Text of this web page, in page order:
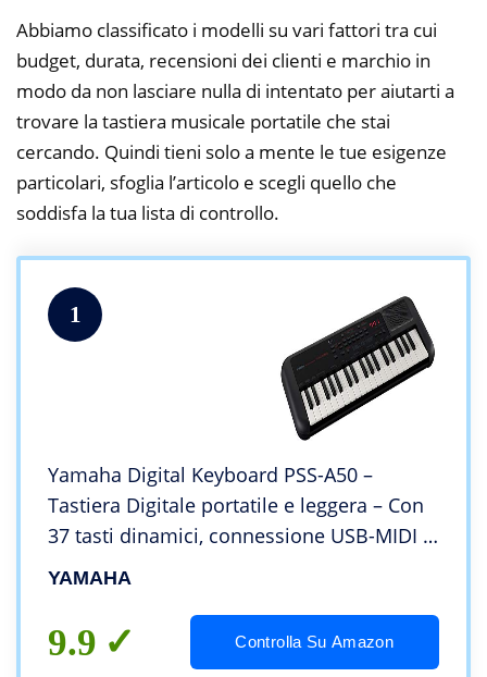
Abbiamo classificato i modelli su vari fattori tra cui
budget, durata, recensioni dei clienti e marchio in
modo da non lasciare nulla di intentato per aiutarti a
trovare la tastiera musicale portatile che stai
cercando. Quindi tieni solo a mente le tue esigenze
particolari, sfoglia l’articolo e scegli quello che
soddisfa la tua lista di controllo.
1
Yamaha Digital Keyboard PSS-A50 –
Tastiera Digitale portatile e leggera – Con
37 tasti dinamici, connessione USB-MIDI –
Effetti e suoni di qualità professionale –
YAMAHA
9.9 Controlla Su Amazon